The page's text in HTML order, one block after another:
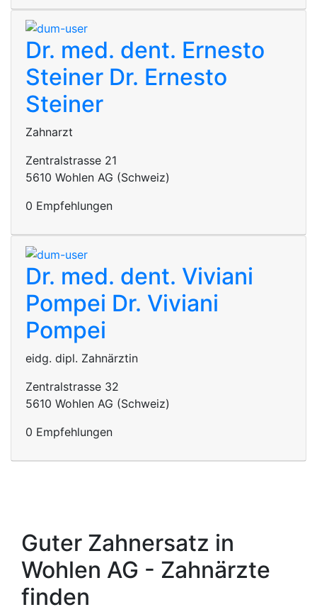
Dr. med. dent. Ernesto
Steiner Dr. Ernesto
Steiner
Zahnarzt
Zentralstrasse 21
5610 Wohlen AG (Schweiz)
0 Empfehlungen
Dr. med. dent. Viviani
Pompei Dr. Viviani
Pompei
eidg. dipl. Zahnärztin
Zentralstrasse 32
5610 Wohlen AG (Schweiz)
0 Empfehlungen
Guter Zahnersatz in
Wohlen AG - Zahnärzte
finden